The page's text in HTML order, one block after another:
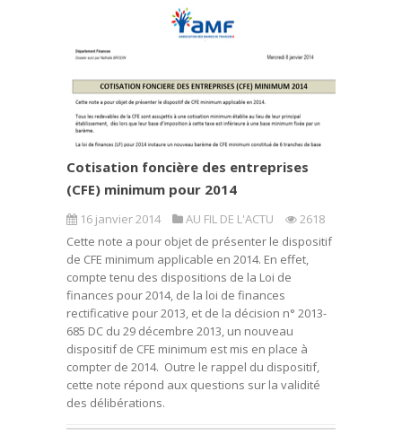
Cotisation foncière des entreprises
(CFE) minimum pour 2014
16 janvier 2014 AU FIL DE L'ACTU
2618
Cette note a pour objet de présenter le dispositif
de CFE minimum applicable en 2014. En effet,
compte tenu des dispositions de la Loi de
finances pour 2014, de la loi de finances
rectificative pour 2013, et de la décision n° 2013-
685 DC du 29 décembre 2013, un nouveau
dispositif de CFE minimum est mis en place à
compter de 2014. Outre le rappel du dispositif,
cette note répond aux questions sur la validité
des délibérations.